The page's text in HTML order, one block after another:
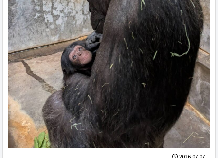
2026.07.07